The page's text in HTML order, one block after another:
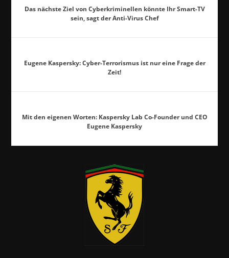
Das nächste Ziel von Cyberkriminellen könnte Ihr Smart-TV
sein, sagt der Anti-Virus Chef
Eugene Kaspersky: Cyber-Terrorismus ist nur eine Frage der
Zeit!
Mit den eigenen Worten: Kaspersky Lab Co-Founder und CEO
Eugene Kaspersky